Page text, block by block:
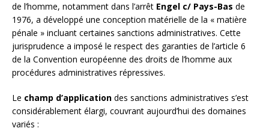
de l’homme, notamment dans l’arrêt Engel c/ Pays-Bas de
1976, a développé une conception matérielle de la « matière
pénale » incluant certaines sanctions administratives. Cette
jurisprudence a imposé le respect des garanties de l’article 6
de la Convention européenne des droits de l’homme aux
procédures administratives répressives.
Le champ d’application des sanctions administratives s’est
considérablement élargi, couvrant aujourd’hui des domaines
variés :